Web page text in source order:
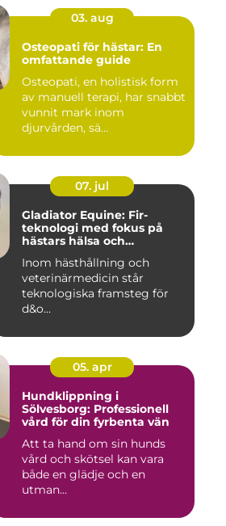
03. aug
Osteopati för hästar: En
omfattande guide
Osteopati, en holistisk form
av manuell terapi, har snabbt
vunnit mark inom
djurvården, sä...
07. jul
Gladiator Equine: Fir-
teknologi med fokus på
hästars hälsa och
Inom hästhållning och
veterinärmedicin står
teknologiska framsteg för
d&o...
05. apr
Hundklippning i
Sölvesborg: Professionell
vård för din fyrbenta vän
Att ta hand om sin hunds
vård och skötsel kan vara
både en glädje och en
utman...